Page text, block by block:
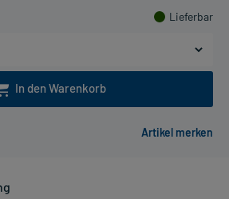
Lieferbar
In den Warenkorb